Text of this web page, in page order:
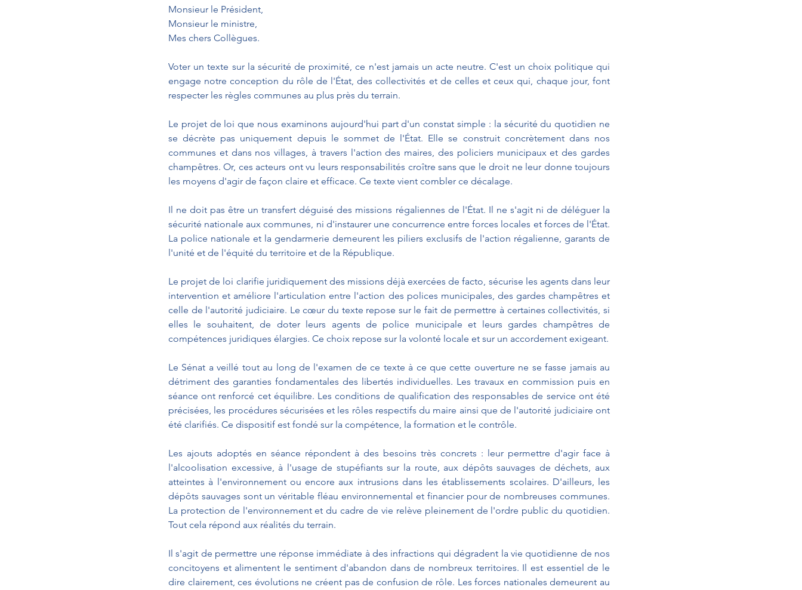
Monsieur le Président,
Monsieur le ministre,
Mes chers Collègues.
Voter un texte sur la sécurité de proximité, ce n'est jamais un acte neutre. C'est un choix politique qui
engage notre conception du rôle de l'État, des collectivités et de celles et ceux qui, chaque jour, font
respecter les règles communes au plus près du terrain.
Le projet de loi que nous examinons aujourd'hui part d'un constat simple : la sécurité du quotidien ne
se décrète pas uniquement depuis le sommet de l'État. Elle se construit concrètement dans nos
communes et dans nos villages, à travers l'action des maires, des policiers municipaux et des gardes
champêtres. Or, ces acteurs ont vu leurs responsabilités croître sans que le droit ne leur donne toujours
les moyens d'agir de façon claire et efficace. Ce texte vient combler ce décalage.
Il ne doit pas être un transfert déguisé des missions régaliennes de l'État. Il ne s'agit ni de déléguer la
sécurité nationale aux communes, ni d'instaurer une concurrence entre forces locales et forces de l'État.
La police nationale et la gendarmerie demeurent les piliers exclusifs de l'action régalienne, garants de
l'unité et de l'équité du territoire et de la République.
Le projet de loi clarifie juridiquement des missions déjà exercées de facto, sécurise les agents dans leur
intervention et améliore l'articulation entre l'action des polices municipales, des gardes champêtres et
celle de l'autorité judiciaire. Le cœur du texte repose sur le fait de permettre à certaines collectivités, si
elles le souhaitent, de doter leurs agents de police municipale et leurs gardes champêtres de
compétences juridiques élargies. Ce choix repose sur la volonté locale et sur un accordement exigeant.
Le Sénat a veillé tout au long de l'examen de ce texte à ce que cette ouverture ne se fasse jamais au
détriment des garanties fondamentales des libertés individuelles. Les travaux en commission puis en
séance ont renforcé cet équilibre. Les conditions de qualification des responsables de service ont été
précisées, les procédures sécurisées et les rôles respectifs du maire ainsi que de l'autorité judiciaire ont
été clarifiés. Ce dispositif est fondé sur la compétence, la formation et le contrôle.
Les ajouts adoptés en séance répondent à des besoins très concrets : leur permettre d'agir face à
l'alcoolisation excessive, à l'usage de stupéfiants sur la route, aux dépôts sauvages de déchets, aux
atteintes à l'environnement ou encore aux intrusions dans les établissements scolaires. D'ailleurs, les
dépôts sauvages sont un véritable fléau environnemental et financier pour de nombreuses communes.
La protection de l'environnement et du cadre de vie relève pleinement de l'ordre public du quotidien.
Tout cela répond aux réalités du terrain.
Il s'agit de permettre une réponse immédiate à des infractions qui dégradent la vie quotidienne de nos
concitoyens et alimentent le sentiment d'abandon dans de nombreux territoires. Il est essentiel de le
dire clairement, ces évolutions ne créent pas de confusion de rôle. Les forces nationales demeurent au